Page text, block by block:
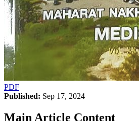
PDF
Published: Sep 17, 2024
Main Article Content